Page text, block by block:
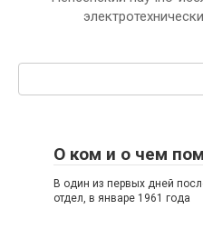
Поиск:
О ком и о чем
В один из первых дней
отдел, в январе 1961 года